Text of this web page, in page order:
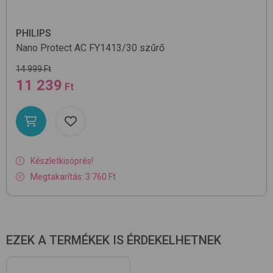
PHILIPS
Nano Protect AC FY1413/30 szűrő
14 999 Ft
11 239 Ft
Készletkisöprés!
Megtakarítás: 3 760 Ft
EZEK A TERMÉKEK IS ÉRDEKELHETNEK